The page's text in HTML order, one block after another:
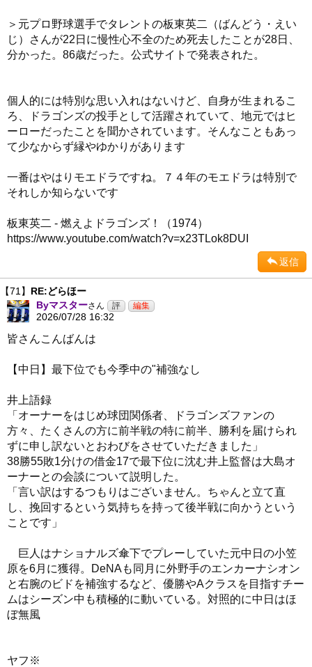
＞元プロ野球選手でタレントの板東英二（ばんどう・えい
じ）さんが22日に慢性心不全のため死去したことが28日、
分かった。86歳だった。公式サイトで発表された。
個人的には特別な思い入れはないけど、自身が生まれるこ
ろ、ドラゴンズの投手として活躍されていて、地元ではヒ
ーローだったことを聞かされています。そんなこともあっ
て少なからず縁やゆかりがあります
一番はやはりモエドラですね。７４年のモエドラは特別で
それしか知らないです
板東英二 - 燃えよドラゴンズ！（1974）
https://www.youtube.com/watch?v=x23TLok8DUI
返信
【71】 RE:どらほー
Byマスターさん
2026/07/28 16:32
皆さんこんばんは
【中日】最下位でも今季中の"補強なし
井上語録
「オーナーをはじめ球団関係者、ドラゴンズファンの
方々、たくさんの方に前半戦の特に前半、勝利を届けられ
ずに申し訳ないとおわびをさせていただきました」
38勝55敗1分けの借金17で最下位に沈む井上監督は大島オ
ーナーとの会談について説明した。
「言い訳はするつもりはございません。ちゃんと立て直
し、挽回するという気持ちを持って後半戦に向かうという
ことです」
巨人はナショナルズ傘下でプレーしていた元中日の小笠
原を6月に獲得。DeNAも同月に外野手のエンカーナシオン
と右腕のビドを補強するなど、優勝やAクラスを目指すチー
ムはシーズン中も積極的に動いている。対照的に中日はほ
ぼ無風
ヤフ※